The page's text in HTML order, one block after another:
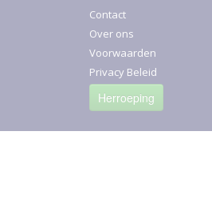
Contact
Over ons
Voorwaarden
Privacy Beleid
Herroeping